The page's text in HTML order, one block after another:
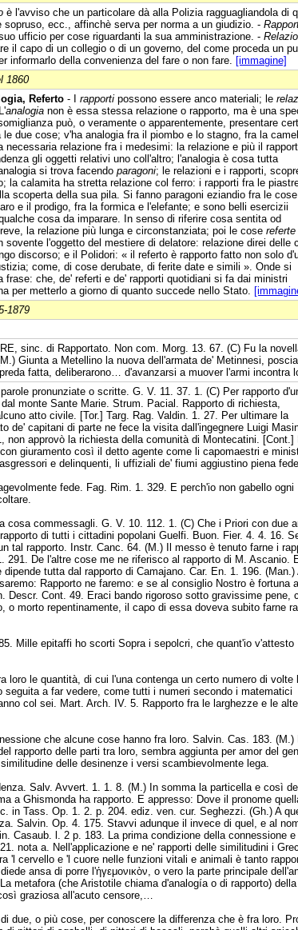
è l'avviso che un particolare dà alla Polizia ragguagliandola di
ecc., affinchè serva per norma a un giudizio. -
ufficio per cose riguardanti la sua amministrazione. -
il capo di un collegio o di un governo, del come proceda un
informarlo della convenienza del fare o non fare. [immagine]
1860
Referto - I rapporti possono essere anco materiali; le
analogia non è essa stessa relazione o rapporto, ma è una
può, o veramente o apparentemente, presentare
due cose; v'ha analogia fra il piombo e lo stagno, fra la
relazione fra i medesimi: la relazione e più il
gli oggetti relativi uno coll'altro; l'analogia è cosa tutta
si trova facendo paragoni; le relazioni e i rapporti,
la calamita ha stretta relazione col ferro: i rapporti fra le
scoperta della sua pila. Si fanno paragoni eziandio fra le
e il prodigo, fra la formica e l'elefante; e sono belli esercizii
cosa da imparare. In senso di riferire cosa sentita od
la relazione più lunga e circonstanziata; poi le cose referte
l'oggetto del mestiere di delatore: relazione direi delle
discorso; e il Polidori: « il referto è rapporto fatto non solo
come, di cose derubate, di ferite date e simili ». Onde si
frase: che, de' referti e de' rapporti quotidiani si fa dai ministri
per metterlo a giorno di quanto succede nello Stato.
1879
sinc. di Rapportato. Non com. Morg. 13. 67. (C) Fu la
Giunta a Metellino la nuova dell'armata de' Metinnesi, poscia
fatta, deliberarono… d'avanzarsi a muover l'armi incontra
pronunziate o scritte. G. V. 11. 37. 1. (C) Per rapporto
monte Sante Marie. Strum. Pacial. Rapporto di richiesta,
atto civile. [Tor.] Targ. Rag. Valdin. 1. 27. Per ultimare la
de' capitani di parte ne fece la visita dall'ingegnere Luigi
non approvò la richiesta della comunità di Montecatini. [Cont.]
giuramento così il detto agente come li capomaestri e
e delinquenti, li uffiziali de' fiumi aggiustino piena fede.
fede. Fag. Rim. 1. 329. E perch'io non gabello ogni
cosa commessagli. G. V. 10. 112. 1. (C) Che i Priori con due
di tutti i cittadini popolani Guelfi. Buon. Fier. 4. 4. 16.
tal rapporto. Instr. Canc. 64. (M.) Il messo è tenuto farne i
291. De l'altre cose me ne riferisco al rapporto di M. Ascanio.
tutta dal rapporto di Camajano. Car. En. 1. 196. (Man.)
Rapporto ne faremo: e se al consiglio Nostro è fortuna
Descr. Cont. 49. Eraci bando rigoroso sotto gravissime pene,
o morto repentinamente, il capo di essa doveva subito farne
Mille epitaffi ho scorti Sopra i sepolcri, che quant'io v'attesto
loro le quantità, di cui l'una contenga un certo numero di volte
a far vedere, come tutti i numeri secondo i matematici
col sei. Mart. Arch. IV. 5. Rapporto fra le larghezze e le
che alcune cose hanno fra loro. Salvin. Cas. 183. (M.)
rapporto delle parti tra loro, sembra aggiunta per amor del
delle desinenze i versi scambievolmente lega.
Salv. Avvert. 1. 1. 8. (M.) In somma la particella e così
a Ghismonda ha rapporto. E appresso: Dove il pronome
in Tass. Op. 1. 2. p. 204. ediz. ven. cur. Seghezzi. (Gh.) A
Salvin. Op. 4. 175. Stavvi adunque il invece di quel, e al
Casaub. l. 2 p. 183. La prima condizione della connessione e
nota a. Nell'applicazione e ne' rapporti delle similitudini i
'l cervello e 'l cuore nelle funzioni vitali e animali è tanto
ansa di porre l'ἡγεμονικὸν, o vero la parte principale
metafora (che Aristotile chiama d'analogía o di rapporto) della
graziosa all'acuto censore,…
due, o più cose, per conoscere la differenza che è fra loro.